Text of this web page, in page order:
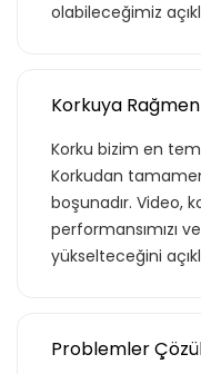
olabileceğimiz
Korkuya
Korku bizim en
Korkudan
boşunadır. Video,
performansımızı
yükselteceğini
Problemler
eğitimlere
avantajlı bir
Kurumun